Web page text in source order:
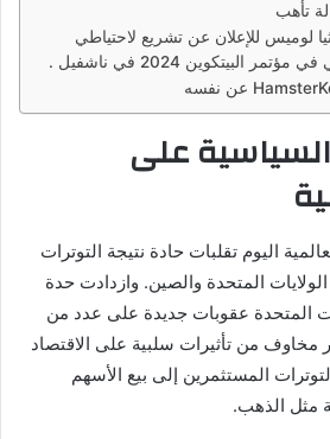
تأهب
لوميس للإعلان عن تشريع لاحتياطي
البيتكوين 2024 في ناشفيل .
السياسية على
اليوم تقلبات حادة نتيجة التوترات
المتحدة والصين. وازدادت حدة
المتحدة عقوبات جديدة على عدد من
مخاوف من تأثيرات سلبية على الاقتصاد
المستثمرين إلى بيع الأسهم
مثل الذهب.